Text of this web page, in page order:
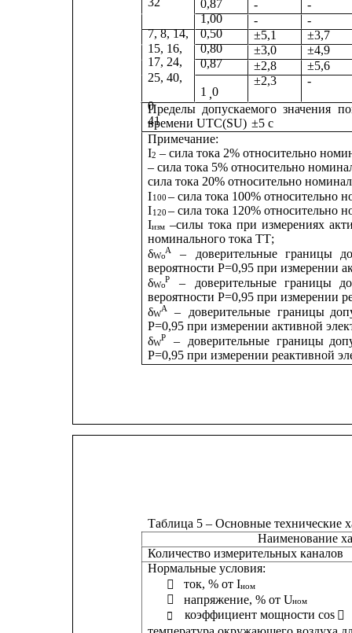
0,87
1,00
7, 8, 14,
0,50
15, 16,
0,80
17, 24,
0,87
25, 40,
1 ,0
0
41
-
-
-
-
±5,1
±3,7
±3,0
±4,9
±2,8
±5,6
±2,3
-
Пределы допускаемого значения
времени UTC(SU) ±5 с
Примечание:
I2 – сила тока 2% относительно
– сила тока 5% относительно
сила тока 20% относительно
I100 – сила тока 100% относительно
I120 – сила тока 120% относительно
Iизм –силы тока при измерениях
номинального тока ТТ;
δWо
A – доверительные границы
вероятности Р=0,95 при измерении
δWо
Р – доверительные границы
вероятности Р=0,95 при измерении
δW
A – доверительные границы
Р=0,95 при измерении активной
δW
P – доверительные границы
Р=0,95 при измерении реактивной
Таблица 5 – Основные технические
Наименование
Количество измерительных каналов
Нормальные условия:

ток, % от Iном
 напряжение, % от Uном
 коэффициент мощности cos 